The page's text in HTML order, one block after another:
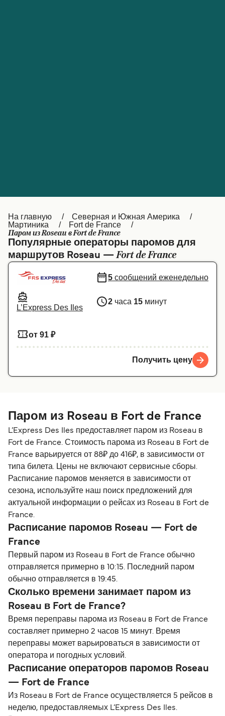
Italia Canada (FR)
Canada
Ελλάδα Belgique (FR)
Polska Deutschland
المغرب
На главную
Северная и Южная Америка
Мартиника
Fort de France
Паром из Roseau в Fort de France
Популярные операторы паромов для
маршрутов Roseau —Fort de France
L’Express Des Iles
5 сообщений еженедельно
2 часа 15 минут
от 91 ₽
Получить цену
Паром из Roseau в Fort de France
L’Express Des Iles предоставляет паром из Roseau в
Fort de France. Стоимость парома из Roseau в Fort de
France варьируется от 88₽ до 416₽, в зависимости от
типа билета. Цены не включают сервисные сборы.
Расписание паромов меняется в зависимости от
сезона, используйте наш поиск предложений для
актуальной информации о рейсах из Roseau в Fort de
France.
Расписание паромов Roseau — Fort de
France
Первый паром из Roseau в Fort de France обычно
отправляется примерно в 10:15. Последний паром
обычно отправляется в 19:45.
Сколько времени занимает паром из
Roseau в Fort de France?
Время переправы парома из Roseau в Fort de France
составляет примерно 2 часов 15 минут. Время
переправы может варьироваться в зависимости от
оператора и погодных условий.
Расписание операторов паромов Roseau
— Fort de France
Из Roseau в Fort de France осуществляется 5 рейсов в
неделю, предоставляемых L’Express Des Iles.